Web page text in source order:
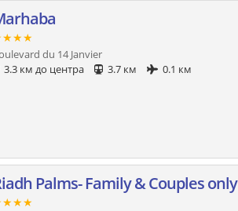
du 14 Janvier
3.3 км до центра
3.7 км 0.1 км
Palms- Family & Couples only